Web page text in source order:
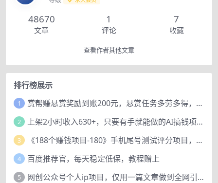
48670
文章
1
评论
7
收藏
查看作者其他文章
排行榜展示
1 赏帮赚悬赏奖励到账200元，悬赏任务多劳多得，人人可做。
2 上架2小时收入630+，只要有手就能做的AI搞钱项目，奶奶看完都能学会!
3 《188个赚钱项目-180》手机尾号测试评分项目，短视频直播日赚200+
4 百度推荐官，每天稳定低保，教程赠上
5 网创公众号个人ip项目，仅用一篇文章做到全网引流！